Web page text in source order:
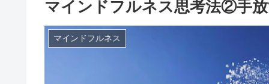
マインドフルネス思考法②手
マインドフルネス